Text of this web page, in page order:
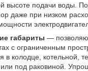
высоте подачи воды.
даже при низком
габариты —
с ограниченным
в колодце, котельной,
под раковиной.